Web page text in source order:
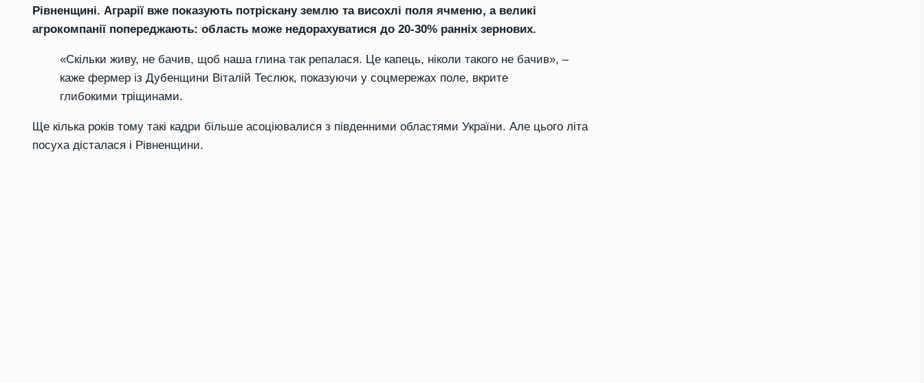
Рівненщині. Аграрії вже показують потріскану землю та висохлі поля ячменю, а великі
агрокомпанії попереджають: область може недорахуватися до 20-30% ранніх зернових.
«Скільки живу, не бачив, щоб наша глина так репалася. Це капець, ніколи такого не бачив», –
каже фермер із Дубенщини Віталій Теслюк, показуючи у соцмережах поле, вкрите
глибокими тріщинами.
Ще кілька років тому такі кадри більше асоціювалися з південними областями України. Але цього літа
посуха дісталася і Рівненщини.